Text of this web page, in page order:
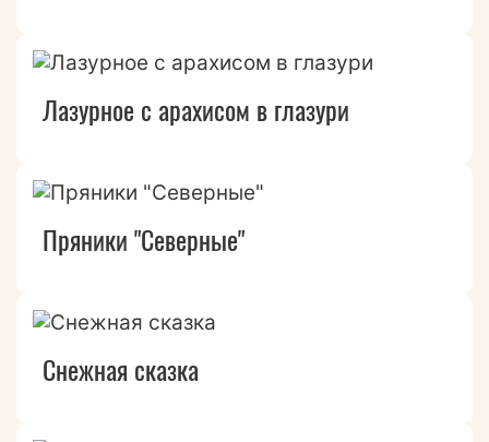
Лазурное с арахисом в глазури
Пряники "Северные"
Снежная сказка